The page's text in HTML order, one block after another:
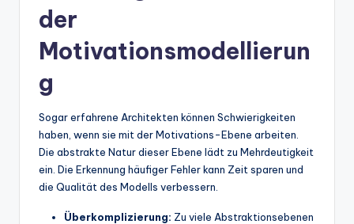
der
Motivationsmodellierun
g
Sogar erfahrene Architekten können Schwierigkeiten
haben, wenn sie mit der Motivations-Ebene arbeiten.
Die abstrakte Natur dieser Ebene lädt zu Mehrdeutigkeit
ein. Die Erkennung häufiger Fehler kann Zeit sparen und
die Qualität des Modells verbessern.
Überkomplizierung: Zu viele Abstraktionsebenen